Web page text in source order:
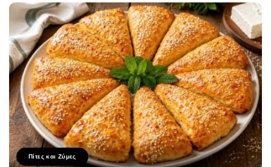
Πίτες και Ζύμες